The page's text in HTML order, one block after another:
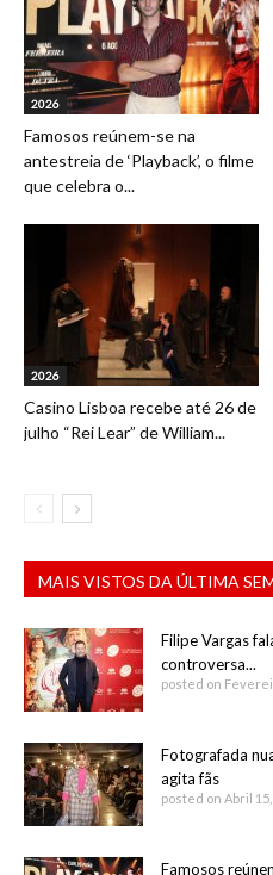
2026
Famosos reúnem-se na
antestreia de ‘Playback’, o filme
que celebra o...
2026
Casino Lisboa recebe até 26 de
julho “Rei Lear” de William...
MAIS VISTOS DA ÚLTIMA
Filipe Vargas
controversa...
posted on
Fotografada
agita fãs
posted on Abril
Famosos